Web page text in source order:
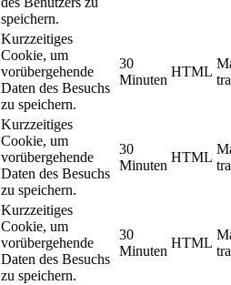
speichern.
Kurzzeitiges
Cookie, um
vorübergehende
Daten des Besuchs
zu speichern.
30
Minuten
HTML
Kurzzeitiges
Cookie, um
vorübergehende
Daten des Besuchs
zu speichern.
30
Minuten
HTML
Kurzzeitiges
Cookie, um
vorübergehende
Daten des Besuchs
zu speichern.
30
Minuten
HTML